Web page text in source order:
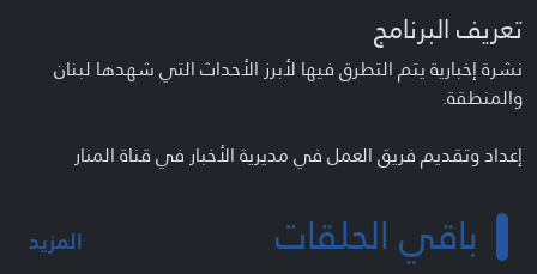
تعريف البرنامج
نشرة إخبارية يتم التطرق فيها لأبرز الأحداث التي شهدها لبنان
والمنطقة.
إعداد وتقديم فريق العمل في مديرية الأخبار في قناة المنار
باقي الحلقات المزيد